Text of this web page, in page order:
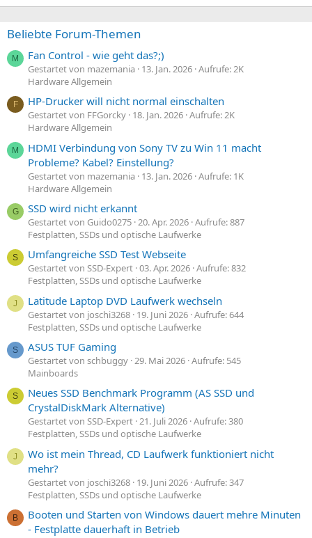
Beliebte Forum-Themen
M Fan Control - wie geht das?;)
Gestartet von mazemania 13. Jan. 2026 Aufrufe: 2K
Hardware Allgemein
F HP-Drucker will nicht normal einschalten
Gestartet von FFGorcky 18. Jan. 2026 Aufrufe: 2K
Hardware Allgemein
M
HDMI Verbindung von Sony TV zu Win 11 macht
Probleme? Kabel? Einstellung?
Gestartet von mazemania 13. Jan. 2026 Aufrufe: 1K
Hardware Allgemein
G SSD wird nicht erkannt
Gestartet von Guido0275 20. Apr. 2026 Aufrufe: 887
Festplatten, SSDs und optische Laufwerke
S Umfangreiche SSD Test Webseite
Gestartet von SSD-Expert 03. Apr. 2026 Aufrufe: 832
Festplatten, SSDs und optische Laufwerke
J Latitude Laptop DVD Laufwerk wechseln
Gestartet von joschi3268 19. Juni 2026 Aufrufe: 644
Festplatten, SSDs und optische Laufwerke
S ASUS TUF Gaming
Gestartet von schbuggy 29. Mai 2026 Aufrufe: 545
Mainboards
S
Neues SSD Benchmark Programm (AS SSD und
CrystalDiskMark Alternative)
Gestartet von SSD-Expert 21. Juli 2026 Aufrufe: 380
Festplatten, SSDs und optische Laufwerke
J
Wo ist mein Thread, CD Laufwerk funktioniert nicht
mehr?
Gestartet von joschi3268 19. Juni 2026 Aufrufe: 347
Festplatten, SSDs und optische Laufwerke
B
Booten und Starten von Windows dauert mehre Minuten
- Festplatte dauerhaft in Betrieb